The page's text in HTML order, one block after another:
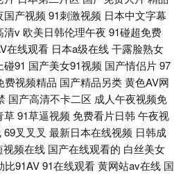
国产视频 91刺激视频 日本中文字幕
清v 欧美日韩伦理午夜 91碰超免费
在线观看 日本a级在线干露脸熟女
碰91 国产美女91视频 国产情侣片97
费视频精品 国产精品另类黄色AV网
国产高清不卡二区 成人午夜视频免
草91草逼视频 免费看片日韩 午夜视
69叉叉叉 最新日本在线视频 日韩成
视频在线 国产在线观看的 白丝美女
比91AV91在线观看黄网站av在线 国